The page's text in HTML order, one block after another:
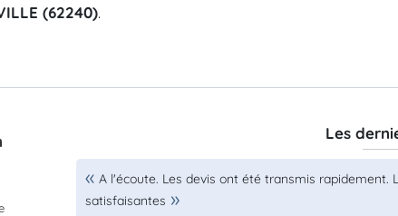
(62240).
Les
A l'écoute. Les devis ont été transmis rapidement.
satisfaisantes